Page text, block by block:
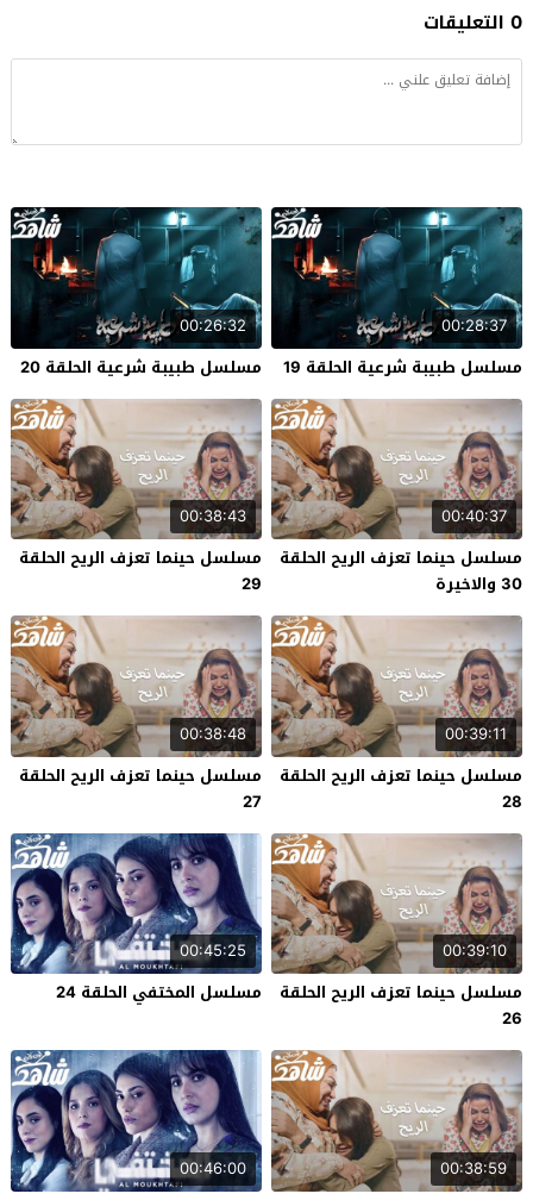
0 التعليقات
00:28:37
مسلسل طبيبة شرعية الحلقة 19
00:26:32
مسلسل طبيبة شرعية الحلقة 20
00:40:37
مسلسل حينما تعزف الريح الحلقة
30 والاخيرة
00:38:43
مسلسل حينما تعزف الريح الحلقة
29
00:39:11
مسلسل حينما تعزف الريح الحلقة
28
00:38:48
مسلسل حينما تعزف الريح الحلقة
27
00:39:10
مسلسل حينما تعزف الريح الحلقة
26
00:45:25
مسلسل المختفي الحلقة 24
00:38:59
00:46:00